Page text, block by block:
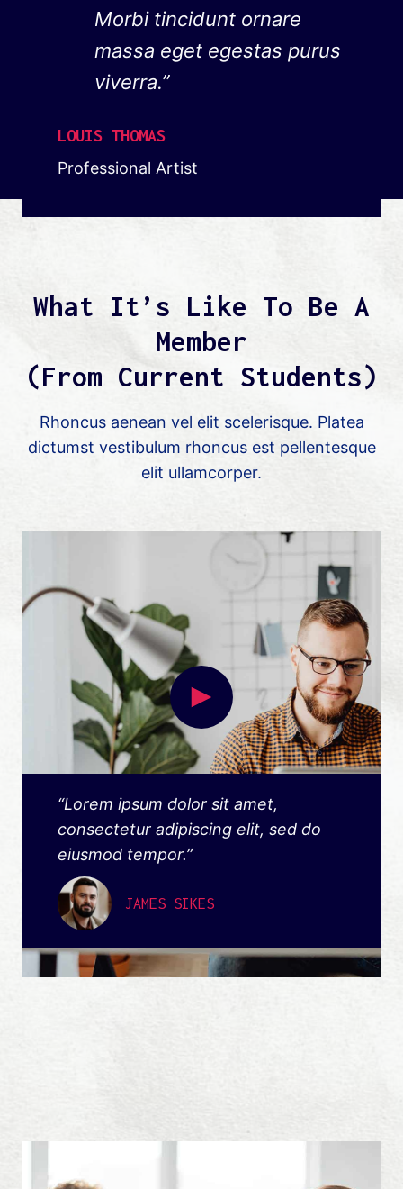
Morbi tincidunt ornare
massa eget egestas purus
viverra.”
LOUIS THOMAS
Professional Artist
What It’s Like To Be A
Member
(From Current Students)
Rhoncus aenean vel elit scelerisque. Platea
dictumst vestibulum rhoncus est pellentesque
elit ullamcorper.
“Lorem ipsum dolor sit amet,
consectetur adipiscing elit, sed do
eiusmod tempor.”
JAMES SIKES